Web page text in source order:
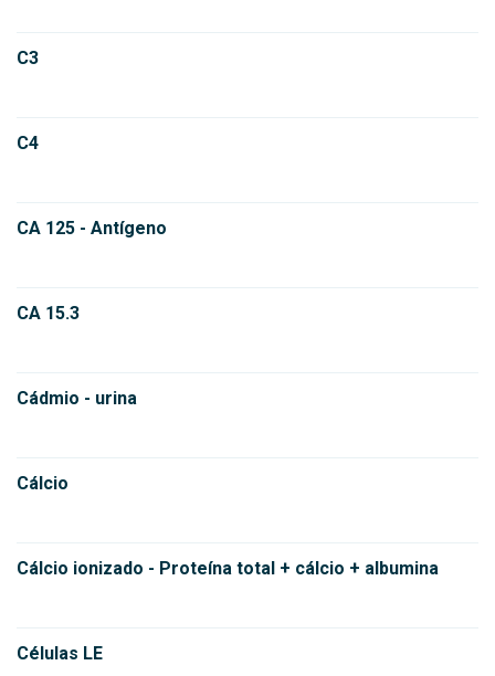
C3
C4
CA 125 - Antígeno
CA 15.3
Cádmio - urina
Cálcio
Cálcio ionizado - Proteína total + cálcio + albumina
Células LE